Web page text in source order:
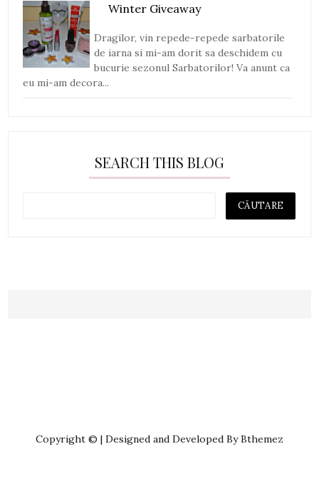
Winter Giveaway
Dragilor, vin repede-repede sarbatorile
de iarna si mi-am dorit sa deschidem cu
bucurie sezonul Sarbatorilor! Va anunt ca
eu mi-am decora...
SEARCH THIS BLOG
Copyright © | Designed and Developed By Bthemez